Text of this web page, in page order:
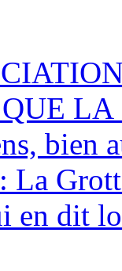
QUE
bien
La
en dit